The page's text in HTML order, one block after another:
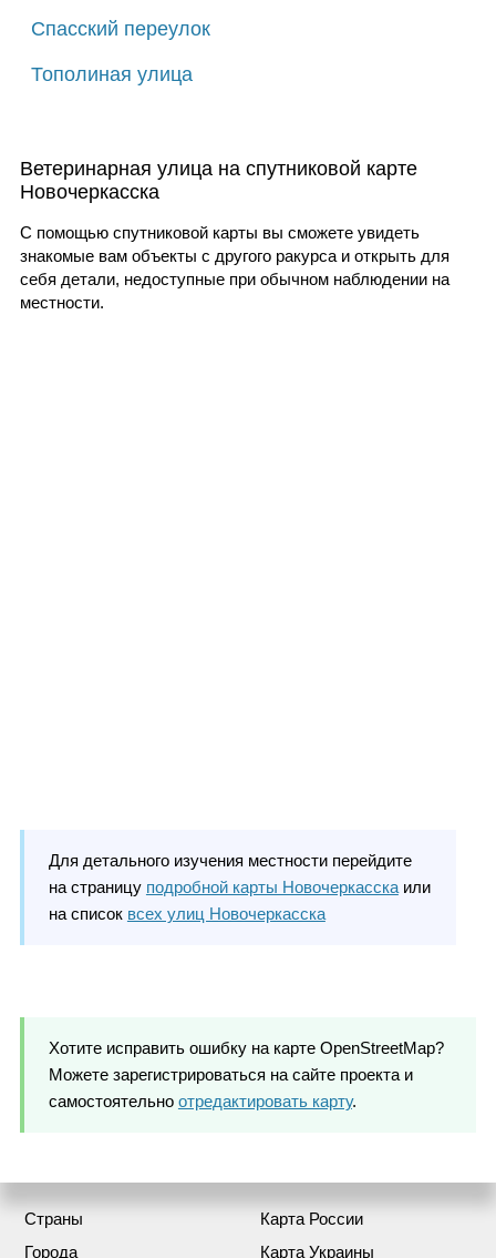
Спасский переулок
Тополиная улица
Ветеринарная улица на спутниковой карте
Новочеркасска
С помощью спутниковой карты вы сможете увидеть
знакомые вам объекты с другого ракурса и открыть для
себя детали, недоступные при обычном наблюдении на
местности.
Для детального изучения местности перейдите
на страницу подробной карты Новочеркасскаили
на список всех улиц Новочеркасска
Хотите исправить ошибку на карте OpenStreetMap?
Можете зарегистрироваться на сайте проекта и
самостоятельно отредактировать карту.
Страны
Города
Карта России
Карта Украины